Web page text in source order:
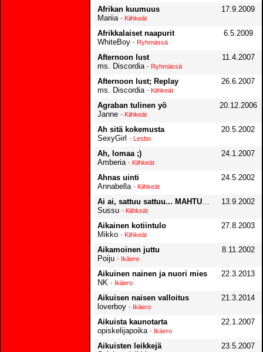
Afrikan kuumuus
Mariia - Kiihkeät
17.9.2009
Afrikkalaiset naapurit
WhiteBoy - Ryhmässä
6.5.2009
Afternoon lust
ms. Discordia - Ryhmässä
11.4.2007
Afternoon lust; Replay
ms. Discordia - Kiihkeät
26.6.2007
Agraban tulinen yö
Janne - Kiihkeät
20.12.2006
Ah sitä kokemusta
SexyGirl - Lesbo
20.5.2002
Ah, lomaa ;)
Amberia - Kiihkeät
24.1.2007
Ahnas uinti
Annabella - Kiihkeät
24.5.2002
Sussu - Kiihkeät
13.9.2002
Aikainen kotiintulo
Mikko - Kiihkeät
27.8.2003
Aikamoinen juttu
Poiju - Ikäero
8.11.2002
Aikuinen nainen ja nuori mies
NK - Ikäero
22.3.2013
Aikuisen naisen valloitus
loverboy - Ikäero
21.3.2014
Aikuista kaunotarta
opiskelijapoika - Ikäero
22.1.2007
Aikuisten leikkejä
23.5.2007